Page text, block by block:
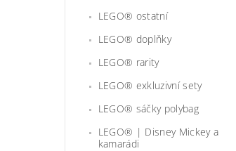
LEGO® ostatní
LEGO® doplňky
LEGO® rarity
LEGO® exkluzivní sety
LEGO® sáčky polybag
LEGO® | Disney Mickey a
kamarádi